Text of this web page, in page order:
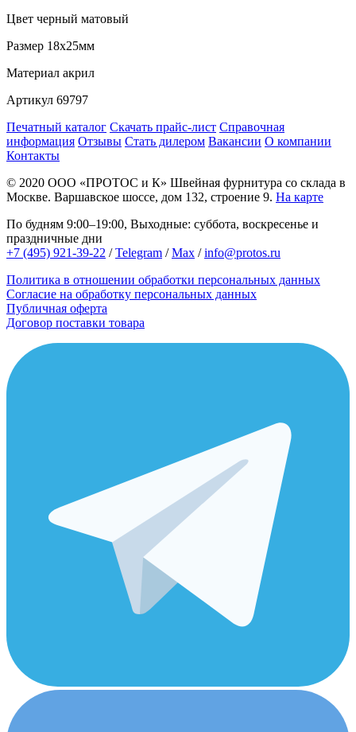
Цвет черный матовый
Размер 18х25мм
Материал акрил
Артикул 69797
Печатный каталог Скачать прайс-лист Справочная
информация Отзывы Стать дилером Вакансии О компании
Контакты
© 2020 ООО «ПРОТОС и К» Швейная фурнитура со склада в
Москве. Варшавское шоссе, дом 132, строение 9. На карте
По будням 9:00–19:00, Выходные: суббота, воскресенье и
праздничные дни
+7 (495) 921-39-22 /Telegram /Max /info@protos.ru
Политика в отношении обработки персональных данных
Согласие на обработку персональных данных
Публичная оферта
Договор поставки товара